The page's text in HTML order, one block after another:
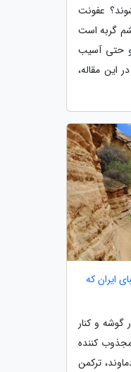
عفونت
گربه است
و حتی آسیب
این مقاله،
ایران که
و کنار
کننده
ترکمن